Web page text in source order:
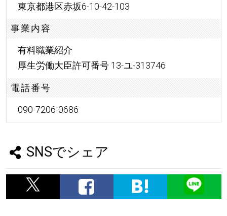
東京都港区赤坂6-10-42-103
事業内容
有料職業紹介
厚生労働大臣許可番号 13-ユ-313746
電話番号
090-7206-0686
SNSでシェア